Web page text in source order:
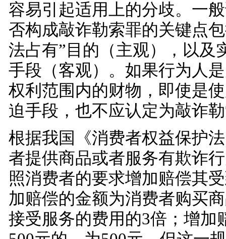
容易引起适用上的分歧。一
否构成敲诈勒索罪的关键点
法占有”目的（主观），以及
手段（客观）。如果行为人
权利范围内的财物，即使是
迫手段，也不应认定为敲诈
根据我国《消费者权益保护
者提供商品或者服务有欺诈
照消费者的要求增加赔偿其
加赔偿的金额为消费者购买
接受服务的费用的3倍；增加